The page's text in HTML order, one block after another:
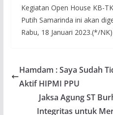
Kegiatan Open House KB-
Putih Samarinda ini akan
Rabu, 18 Januari 2023.(*/NK)
Hamdam : Saya Sudah
Aktif HIPMI PPU
Jaksa Agung ST
Integritas untuk